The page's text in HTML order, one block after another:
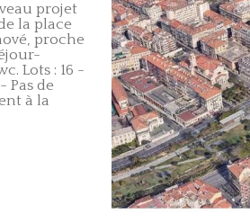
projet
la place
proche
Lots : 16 -
Pas de
à la